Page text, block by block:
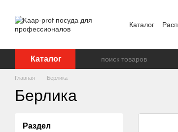
Каталог
Каталог
Главная Берлика
Берлика
Раздел